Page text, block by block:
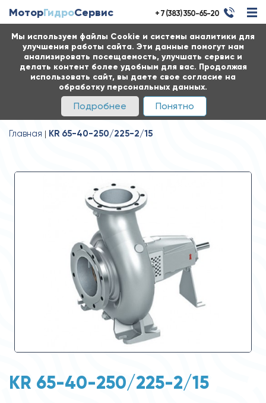
Мы используем файлы Cookie и системы аналитики для
улучшения работы сайта. Эти данные помогут нам
анализировать посещаемость, улучшать сервис и
делать контент более удобным для вас. Продолжая
использовать сайт, вы даете свое согласие на
обработку персональных данных.
Подробнее Понятно
МоторГидроСервис + 7 (383) 350-65-20
Главная KR 65-40-250/225-2/15
KR 65-40-250/225-2/15